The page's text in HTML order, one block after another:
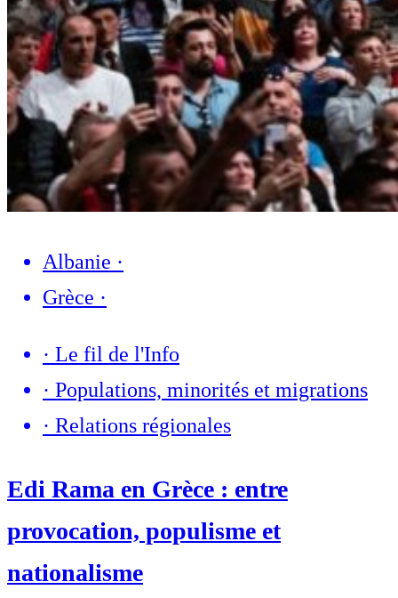
Albanie ·
Grèce ·
· Le fil de l'Info
· Populations, minorités et migrations
· Relations régionales
Edi Rama en Grèce : entre
provocation, populisme et
nationalisme